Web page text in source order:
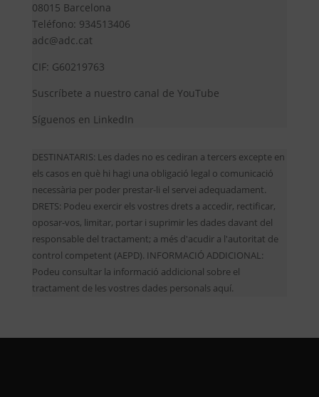
08015 Barcelona
Teléfono: 934513406
adc@adc.cat
CIF: G60219763
Suscríbete a nuestro canal de YouTube
Síguenos en LinkedIn
DESTINATARIS: Les dades no es cediran a tercers excepte en
els casos en què hi hagi una obligació legal o comunicació
necessària per poder prestar-li el servei adequadament.
DRETS: Podeu exercir els vostres drets a accedir, rectificar,
oposar-vos, limitar, portar i suprimir les dades davant del
responsable del tractament; a més d'acudir a l'autoritat de
control competent (AEPD). INFORMACIÓ ADDICIONAL:
Podeu consultar la informació addicional sobre el
tractament de les vostres dades personals aquí.